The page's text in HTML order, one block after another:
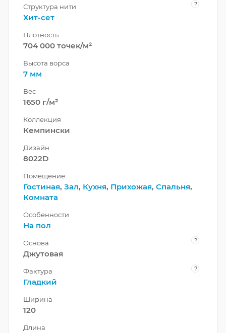
Структура нити ?
Хит-сет
Плотность
704 000 точек/м²
Высота ворса
7 мм
Вес
1650 г/м²
Коллекция
Кемпински
Дизайн
8022D
Помещение
Гостиная, Зал, Кухня, Прихожая, Спальня,
Комната
Особенности
На пол
Основа ?
Джутовая
Фактура ?
Гладкий
Ширина
120
Длина